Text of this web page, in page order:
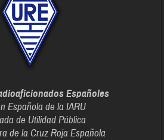
Españoles
Española de la IARU
de Utilidad Pública
de la Cruz Roja Española